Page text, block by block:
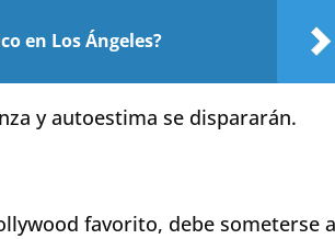
en Los Ángeles?
y autoestima se dispararán.
favorito, debe someterse a